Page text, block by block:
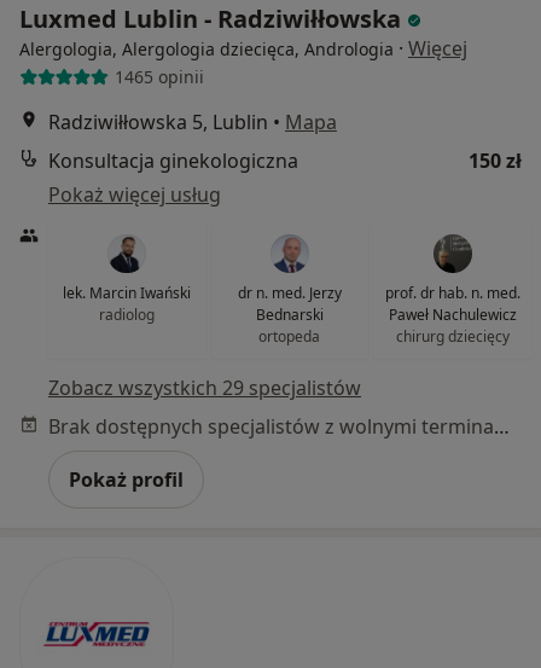
Luxmed Lublin - Radziwiłłowska
Alergologia, Alergologia dziecięca, Andrologia · Więcej
1465 opinii
Radziwiłłowska 5, Lublin • Mapa
Konsultacja ginekologiczna
150 zł
Pokaż więcej usług
lek. Marcin Iwański
radiolog
dr n. med. Jerzy
Bednarski
ortopeda
prof. dr hab. n. med.
Paweł Nachulewicz
chirurg dziecięcy
Zobacz wszystkich 29 specjalistów
Brak dostępnych specjalistów z wolnymi terminami w tym centrum medycznym.
Pokaż profil